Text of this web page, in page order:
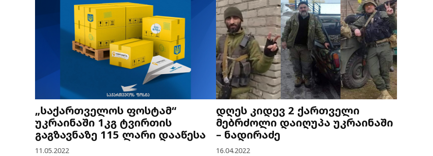
„საქართველოს ფოსტამ“
უკრაინაში 1კგ ტვირთის
გაგზავნაზე 115 ლარი დააწესა
11.05.2022
დღეს კიდევ 2 ქართველი
მებრძოლი დაიღუპა უკრაინაში
– ნადირაძე
16.04.2022